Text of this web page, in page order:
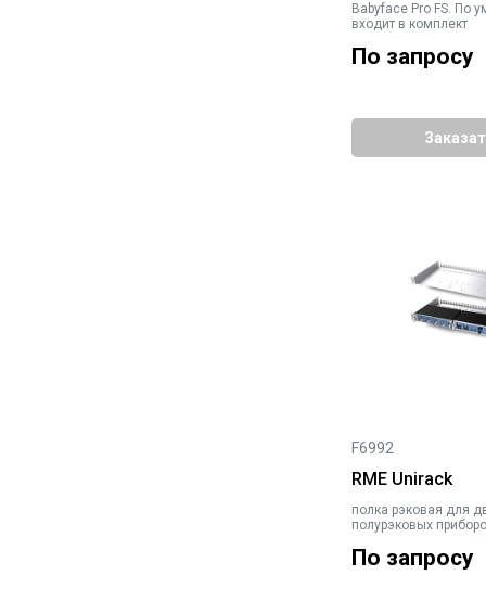
Babyface Pro FS. По
входит в комплект
По запросу
F6992
RME Unirack
полка рэковая для
полурэковых
По запросу